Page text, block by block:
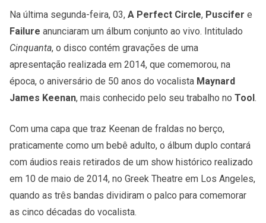
Na última segunda-feira, 03, A Perfect Circle, Puscifer e
Failure anunciaram um álbum conjunto ao vivo. Intitulado
Cinquanta, o disco contém gravações de uma
apresentação realizada em 2014, que comemorou, na
época, o aniversário de 50 anos do vocalista Maynard
James Keenan, mais conhecido pelo seu trabalho no Tool .
Com uma capa que traz Keenan de fraldas no berço,
praticamente como um bebê adulto, o álbum duplo contará
com áudios reais retirados de um show histórico realizado
em 10 de maio de 2014, no Greek Theatre em Los Angeles,
quando as três bandas dividiram o palco para comemorar
as cinco décadas do vocalista.